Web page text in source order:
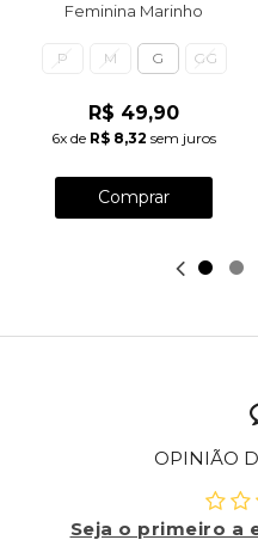
Feminina Marinho
P M G GG
R$ 49,90
6x de R$ 8,32 sem juros
Comprar
OPINIÃO
Seja o primeiro a